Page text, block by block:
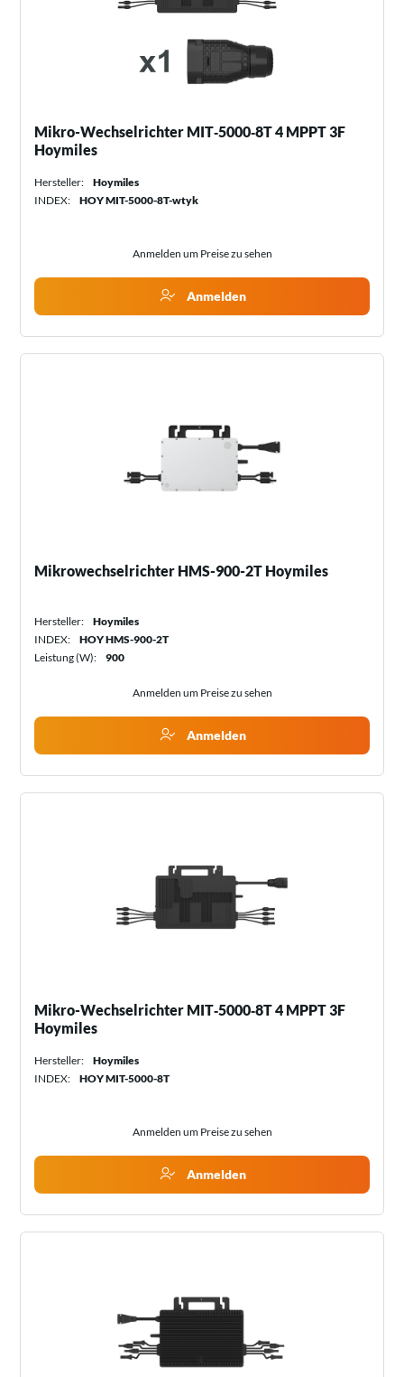
Mikro-Wechselrichter MIT‑5000‑8T 4 MPPT 3F
Hoymiles
Hersteller:
Hoymiles
INDEX:
HOY MIT-5000-8T-wtyk
Anmelden um Preise zu sehen
Anmelden
Mikrowechselrichter HMS-900-2T Hoymiles
Hersteller:
Hoymiles
INDEX:
HOY HMS-900-2T
Leistung (W):
900
Anmelden um Preise zu sehen
Anmelden
Mikro-Wechselrichter MIT‑5000‑8T 4 MPPT 3F
Hoymiles
Hersteller:
Hoymiles
INDEX:
HOY MIT-5000-8T
Anmelden um Preise zu sehen
Anmelden